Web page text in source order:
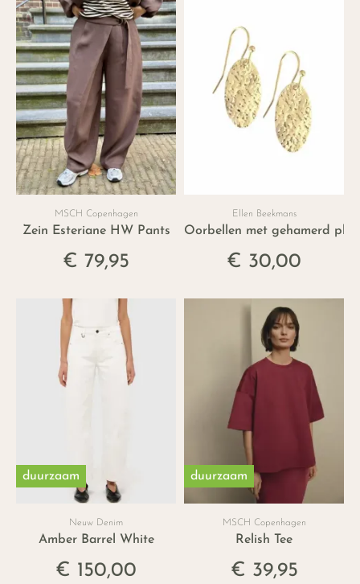
MSCH Copenhagen
Zein Esteriane HW Pants
€ 79,95
Ellen Beekmans
Oorbellen met gehamerd
€ 30,00
duurzaam
Neuw Denim
Amber Barrel White
€ 150,00
duurzaam
MSCH Copenhagen
Relish Tee
€ 39,95